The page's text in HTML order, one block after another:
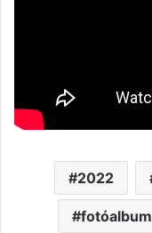
2022
fotóalbum